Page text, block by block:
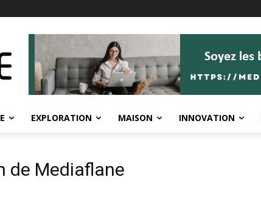
EXPLORATION MAISON INNOVATION
de Mediaflane